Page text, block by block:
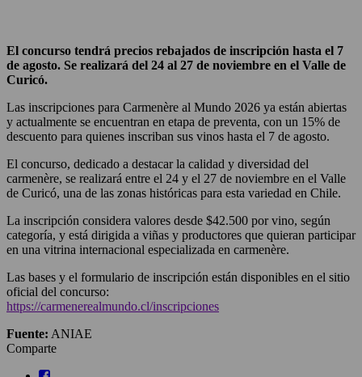
El concurso tendrá precios rebajados de inscripción hasta el 7
de agosto. Se realizará del 24 al 27 de noviembre en el Valle de
Curicó.
Las inscripciones para Carmenère al Mundo 2026 ya están abiertas
y actualmente se encuentran en etapa de preventa, con un 15% de
descuento para quienes inscriban sus vinos hasta el 7 de agosto.
El concurso, dedicado a destacar la calidad y diversidad del
carmenère, se realizará entre el 24 y el 27 de noviembre en el Valle
de Curicó, una de las zonas históricas para esta variedad en Chile.
La inscripción considera valores desde $42.500 por vino, según
categoría, y está dirigida a viñas y productores que quieran participar
en una vitrina internacional especializada en carmenère.
Las bases y el formulario de inscripción están disponibles en el sitio
oficial del concurso:
https://carmenerealmundo.cl/inscripciones
Fuente: ANIAE
Comparte